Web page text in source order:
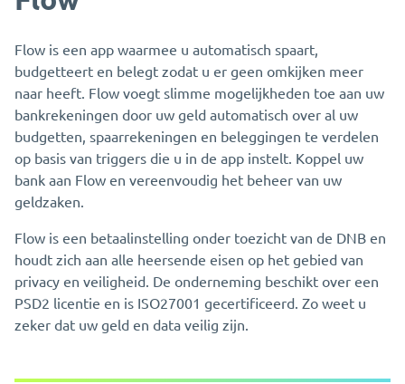
Flow is een app waarmee u automatisch spaart,
budgetteert en belegt zodat u er geen omkijken meer
naar heeft. Flow voegt slimme mogelijkheden toe aan uw
bankrekeningen door uw geld automatisch over al uw
budgetten, spaarrekeningen en beleggingen te verdelen
op basis van triggers die u in de app instelt. Koppel uw
bank aan Flow en vereenvoudig het beheer van uw
geldzaken.
Flow is een betaalinstelling onder toezicht van de DNB en
houdt zich aan alle heersende eisen op het gebied van
privacy en veiligheid. De onderneming beschikt over een
PSD2 licentie en is ISO27001 gecertificeerd. Zo weet u
zeker dat uw geld en data veilig zijn.